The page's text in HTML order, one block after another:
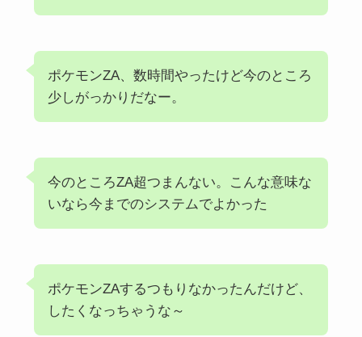
ポケモンZA、数時間やったけど今のところ
少しがっかりだなー。
今のところZA超つまんない。こんな意味な
いなら今までのシステムでよかった
ポケモンZAするつもりなかったんだけど、
したくなっちゃうな～